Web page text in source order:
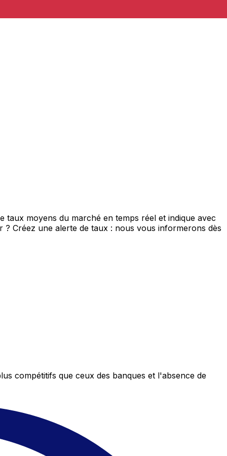
moyens du marché en temps réel et indique avec
Créez une alerte de taux : nous vous informerons dès
compétitifs que ceux des banques et l'absence de